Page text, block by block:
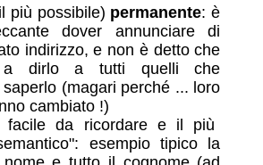
più possibile) permanente: è
dover annunciare di
indirizzo, e non è detto che
dirlo a tutti quelli che
(magari perché ... loro
cambiato !)
facile da ricordare e il più
esempio tipico la